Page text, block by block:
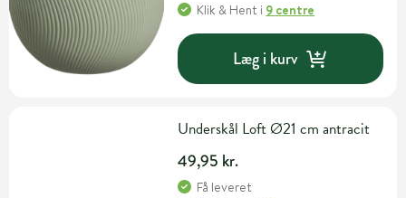
Klik & Hent i 9 centre
Læg i kurv
Underskål Loft Ø21 cm antracit
49,95 kr.
Få leveret